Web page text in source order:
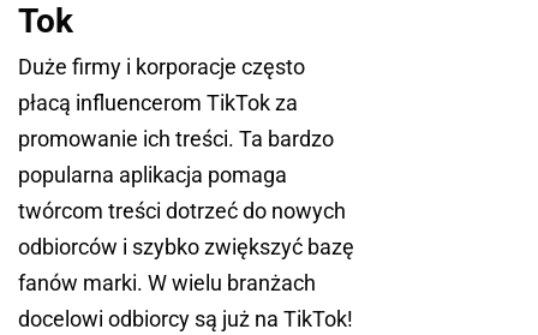
Tok
Duże firmy i korporacje często
płacą influencerom TikTok za
promowanie ich treści. Ta bardzo
popularna aplikacja pomaga
twórcom treści dotrzeć do nowych
odbiorców i szybko zwiększyć bazę
fanów marki. W wielu branżach
docelowi odbiorcy są już na TikTok!